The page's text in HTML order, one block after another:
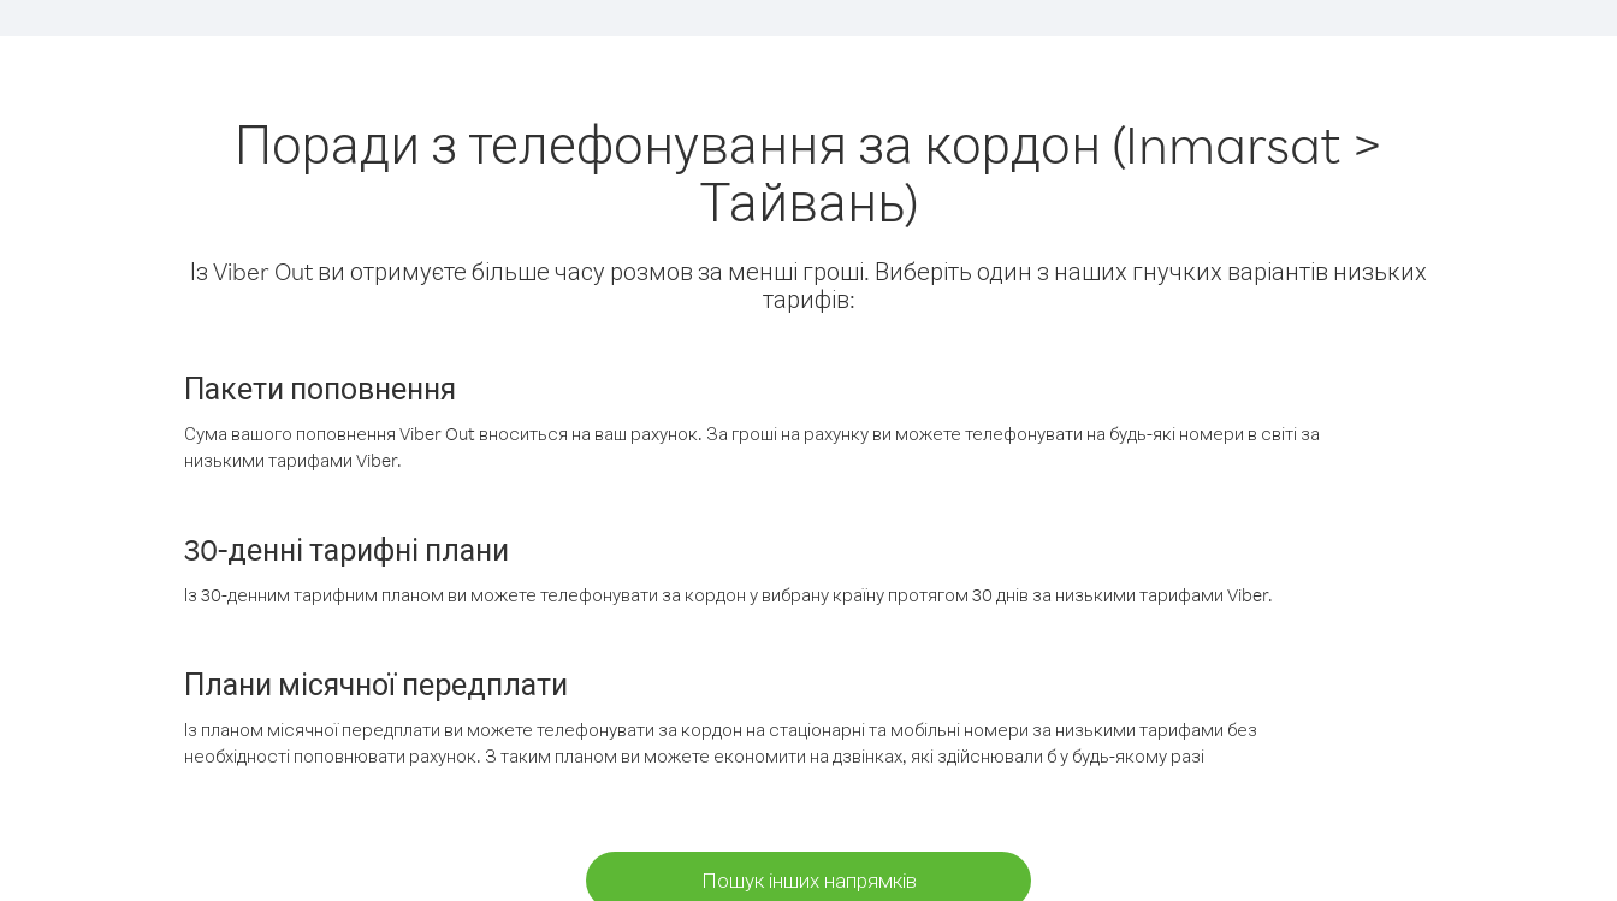
Поради з телефонування за кордон (Inmarsat >
Тайвань)
Із Viber Out ви отримуєте більше часу розмов за менші гроші. Виберіть один з наших гнучких варіантів низьких
тарифів:
Пакети поповнення
Сума вашого поповнення Viber Out вноситься на ваш рахунок. За гроші на рахунку ви можете телефонувати на будь-які номери в світі за
низькими тарифами Viber.
30-денні тарифні плани
Із 30-денним тарифним планом ви можете телефонувати за кордон у вибрану країну протягом 30 днів за низькими тарифами Viber.
Плани місячної передплати
Із планом місячної передплати ви можете телефонувати за кордон на стаціонарні та мобільні номери за низькими тарифами без
необхідності поповнювати рахунок. З таким планом ви можете економити на дзвінках, які здійснювали б у будь-якому разі
Пошук інших напрямків